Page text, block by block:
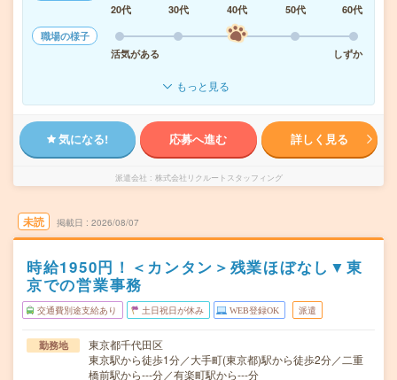
20代
30代 40代 50代
60代
職場の様子
活気がある
しずか
もっと見る
気になる! 応募へ進む 詳しく見る
派遣会社 株式会社リクルートスタッフィング
未読 掲載日 2026/08/07
時給1950円！＜カンタン＞残業ほぼなし▼東
京での営業事務
交通費別途支給あり 土日祝日が休み WEB登録OK 派遣
勤務地
東京都千代田区
東京駅から徒歩1分／大手町(東京都)駅から徒歩2分／二重
橋前駅から---分／有楽町駅から---分